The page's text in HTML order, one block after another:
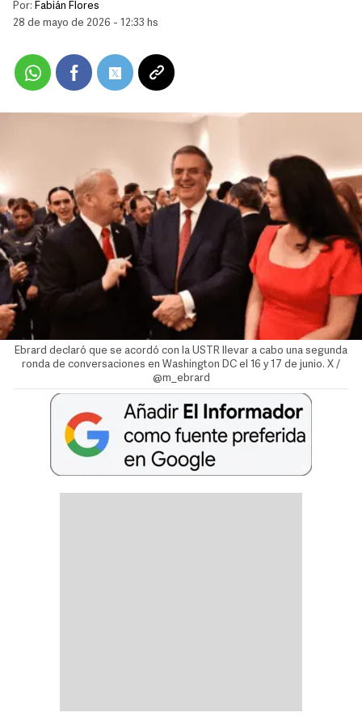
Por: Fabián Flores
28 de mayo de 2026 - 12:33 hs
Ebrard declaró que se acordó con la USTR llevar a cabo una segunda
ronda de conversaciones en Washington DC el 16 y 17 de junio. X /
@m_ebrard